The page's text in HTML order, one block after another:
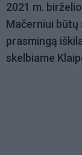
2021 m.
Mačerniui būtų
prasmingą
skelbiame